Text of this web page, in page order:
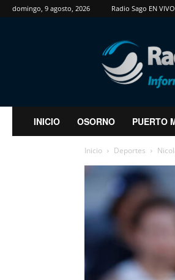
domingo, 9 agosto, 2026 Radio Sago EN VIVO
RadioSago
INICIO OSORNO PUERTO
Inicio Deportes